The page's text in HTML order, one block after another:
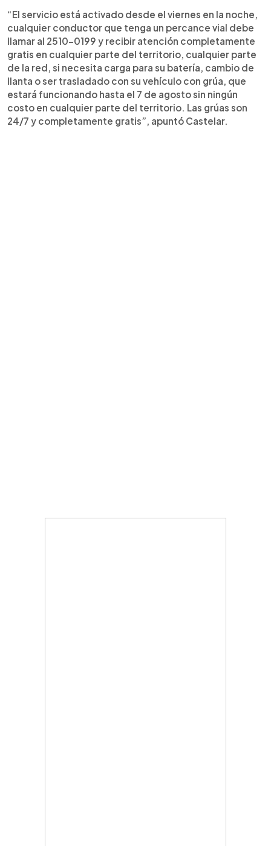
“El servicio está activado desde el viernes en la noche,
cualquier conductor que tenga un percance vial debe
llamar al 2510-0199 y recibir atención completamente
gratis en cualquier parte del territorio, cualquier parte
de la red, si necesita carga para su batería, cambio de
llanta o ser trasladado con su vehículo con grúa, que
estará funcionando hasta el 7 de agosto sin ningún
costo en cualquier parte del territorio. Las grúas son
24/7 y completamente gratis”, apuntó Castelar.